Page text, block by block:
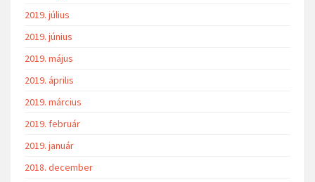
2019. július
2019. június
2019. május
2019. április
2019. március
2019. február
2019. január
2018. december